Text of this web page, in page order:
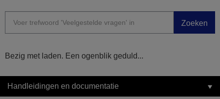
Zoeken
Bezig met laden. Een ogenblik geduld...
Handleidingen en documentatie